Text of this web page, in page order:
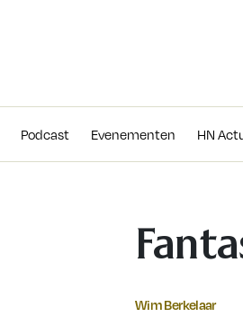
Podcast Evenementen HN
Wim Berkelaar